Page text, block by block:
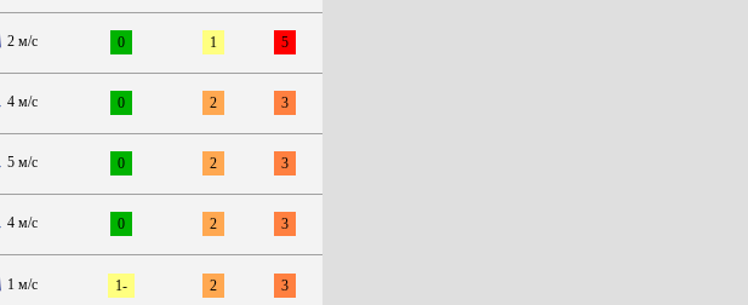
2 м/с 0 1 5
4 м/с 0 2 3
5 м/с 0 2 3
4 м/с 0 2 3
1 м/с 1- 2 3